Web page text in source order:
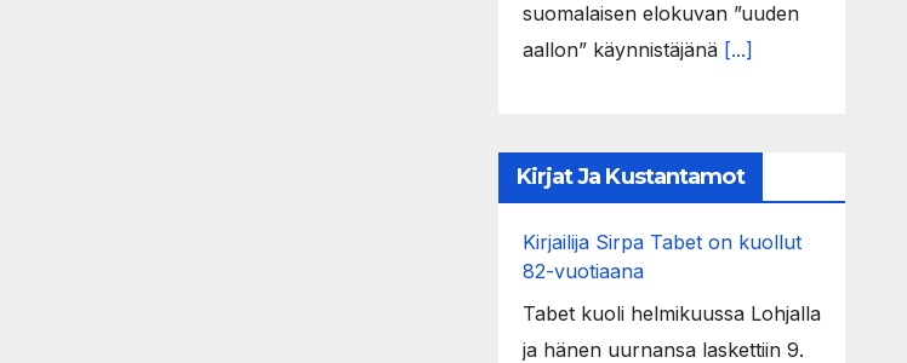
suomalaisen elokuvan ”uuden
aallon” käynnistäjänä [...]
Kirjat Ja Kustantamot
Kirjailija Sirpa Tabet on kuollut
82-vuotiaana
Tabet kuoli helmikuussa Lohjalla
ja hänen uurnansa laskettiin 9.